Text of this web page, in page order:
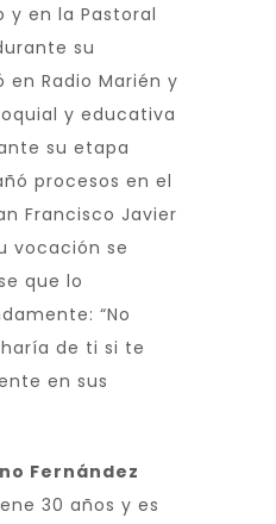
y en la Pastoral
su
Radio Marién y
y educativa
su etapa
procesos en el
Francisco Javier
vocación se
que lo
“No
de ti si te
en sus
Fernández
30 años y es